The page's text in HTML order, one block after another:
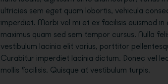
ultricies sem eget quam lobortis, vehicula
imperdiet. Morbi vel mi et ex facilisis euismod in
maximus quam sed sem tempor cursus. Nulla
vestibulum lacinia elit varius, porttitor
Curabitur imperdiet lacinia dictum. Donec vel
mollis facilisis. Quisque at vestibulum turpis.